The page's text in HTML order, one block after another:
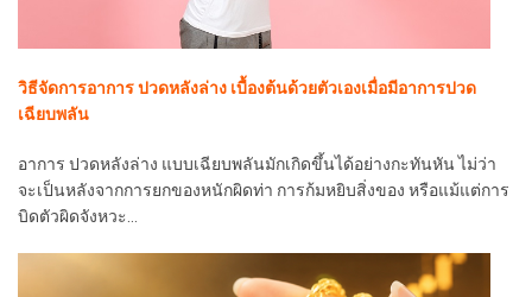
วิธีจัดการอาการ ปวดหลังล่าง เบื้องต้นด้วยตัวเองเมื่อมีอาการปวด
เฉียบพลัน
อาการ ปวดหลังล่าง แบบเฉียบพลันมักเกิดขึ้นได้อย่างกะทันหัน ไม่ว่า
จะเป็นหลังจากการยกของหนักผิดท่า การก้มหยิบสิ่งของ หรือแม้แต่การ
บิดตัวผิดจังหวะ…